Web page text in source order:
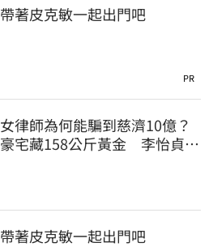
帶著皮克敏一起出門吧
PR
女律師為何能騙到慈濟10億？
豪宅藏158公斤黃金 李怡貞驚
帶著皮克敏一起出門吧